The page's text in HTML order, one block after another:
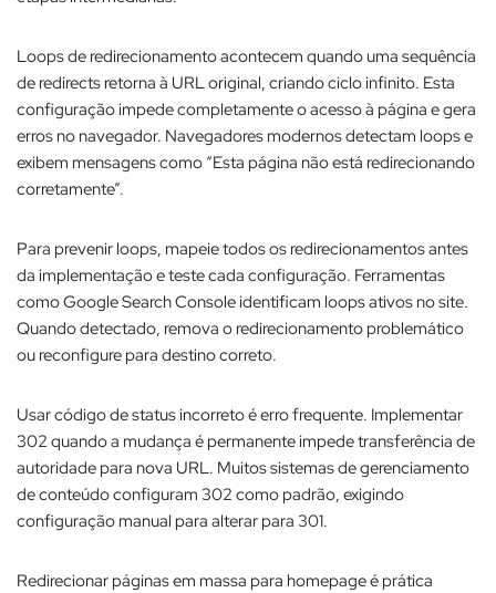
Loops de redirecionamento acontecem quando uma sequência
de redirects retorna à URL original, criando ciclo infinito. Esta
configuração impede completamente o acesso à página e gera
erros no navegador. Navegadores modernos detectam loops e
exibem mensagens como “Esta página não está redirecionando
corretamente”.​
Para prevenir loops, mapeie todos os redirecionamentos antes
da implementação e teste cada configuração. Ferramentas
como Google Search Console identificam loops ativos no site.
Quando detectado, remova o redirecionamento problemático
ou reconfigure para destino correto.​
Usar código de status incorreto é erro frequente. Implementar
302 quando a mudança é permanente impede transferência de
autoridade para nova URL. Muitos sistemas de gerenciamento
de conteúdo configuram 302 como padrão, exigindo
configuração manual para alterar para 301.​
Redirecionar páginas em massa para homepage é prática